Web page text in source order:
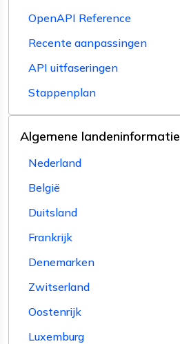
OpenAPI Reference
Recente aanpassingen
API uitfaseringen
Stappenplan
Algemene landeninformatie
Nederland
België
Duitsland
Frankrijk
Denemarken
Zwitserland
Oostenrijk
Luxemburg